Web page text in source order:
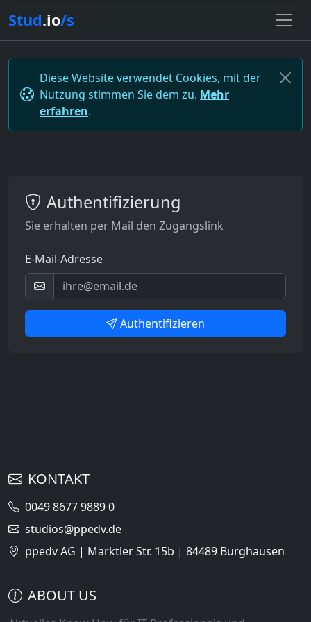
Stud.io/s
Diese Website verwendet Cookies, mit der
Nutzung stimmen Sie dem zu. Mehr
erfahren.
Authentifizierung
Sie erhalten per Mail den Zugangslink
E-Mail-Adresse
Authentifizieren
KONTAKT
0049 8677 9889 0
studios@ppedv.de
ppedv AG | Marktler Str. 15b | 84489 Burghausen
ABOUT US